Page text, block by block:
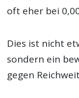
oft eher bei
Dies ist nicht
sondern ein
gegen